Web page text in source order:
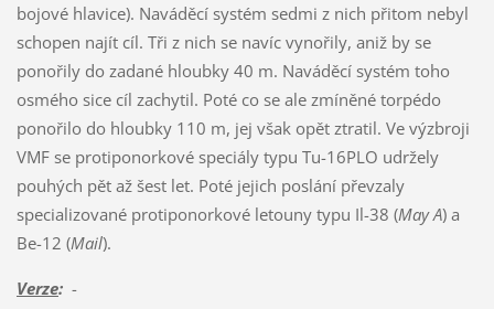
bojové hlavice). Naváděcí systém sedmi z nich přitom nebyl
schopen najít cíl. Tři z nich se navíc vynořily, aniž by se
ponořily do zadané hloubky 40 m. Naváděcí systém toho
osmého sice cíl zachytil. Poté co se ale zmíněné torpédo
ponořilo do hloubky 110 m, jej však opět ztratil. Ve výzbroji
VMF se protiponorkové speciály typu Tu-16PLO udržely
pouhých pět až šest let. Poté jejich poslání převzaly
specializované protiponorkové letouny typu Il-38 (May A) a
Be-12 (Mail).
Verze:-